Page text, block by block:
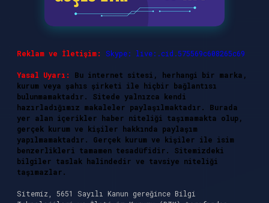
Reklam ve İletişim: Skype: live:.cid.575569c608265c69
Yasal Uyarı:
Bu internet sitesi, herhangi bir marka,
kurum veya şahıs şirketi ile hiçbir bağlantısı
bulunmamaktadır. Sitede yalnızca kendi
hazırladığımız makaleler paylaşılmaktadır. Burada
yer alan içerikler haber niteliği taşımamakta olup,
gerçek kurum ve kişiler hakkında paylaşım
yapılmamaktadır. Gerçek kurum ve kişiler ile isim
benzerlikleri tamamen tesadüfidir. Sitemizdeki
bilgiler taslak halindedir ve tavsiye niteliği
taşımazlar.
Sitemiz, 5651 Sayılı Kanun gereğince Bilgi